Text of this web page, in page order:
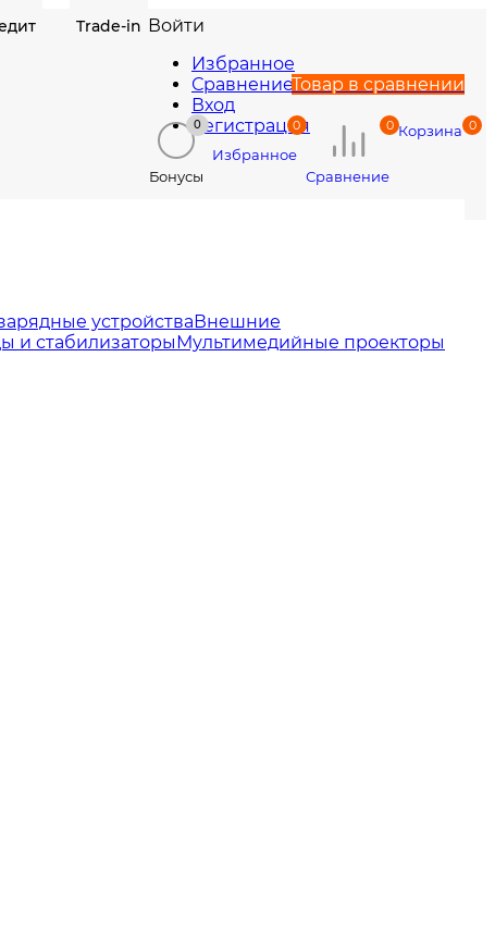
Trade-in Войти
Избранное
СравнениеТовар в сравнении
Вход
Регистрация
0
Бонусы
0
Избранное
0
Сравнение
0
Корзина
устройстваВнешние
и стабилизаторыМультимедийные проекторы